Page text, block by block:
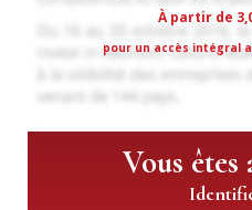
À partir de
pour un accès intégral
Vous êtes